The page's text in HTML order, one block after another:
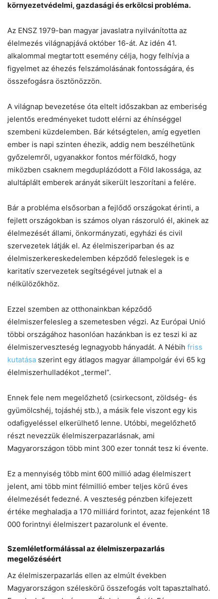
környezetvédelmi, gazdasági és erkölcsi probléma.
Az ENSZ 1979-ban magyar javaslatra nyilvánította az
élelmezés világnapjává október 16-át. Az idén 41.
alkalommal megtartott esemény célja, hogy felhívja a
figyelmet az éhezés felszámolásának fontosságára, és
összefogásra ösztönözzön.
A világnap bevezetése óta eltelt időszakban az emberiség
jelentős eredményeket tudott elérni az éhínséggel
szembeni küzdelemben. Bár kétségtelen, amíg egyetlen
ember is napi szinten éhezik, addig nem beszélhetünk
győzelemről, ugyanakkor fontos mérföldkő, hogy
miközben csaknem megduplázódott a Föld lakossága, az
alultáplált emberek arányát sikerült leszorítani a felére.
Bár a probléma elsősorban a fejlődő országokat érinti, a
fejlett országokban is számos olyan rászoruló él, akinek az
élelmezését állami, önkormányzati, egyházi és civil
szervezetek látják el. Az élelmiszeriparban és az
élelmiszerkereskedelemben képződő feleslegek is e
karitatív szervezetek segítségével jutnak el a
nélkülözőkhöz.
Ezzel szemben az otthonainkban képződő
élelmiszerfelesleg a szemetesben végzi. Az Európai Unió
többi országához hasonlóan hazánkban is ez teszi ki az
élelmiszerveszteség legnagyobb hányadát. A Nébih friss
kutatása szerint egy átlagos magyar állampolgár évi 65 kg
élelmiszerhulladékot „termel”.
Ennek fele nem megelőzhető (csirkecsont, zöldség- és
gyümölcshéj, tojáshéj stb.), a másik fele viszont egy kis
odafigyeléssel elkerülhető lenne. Utóbbi, megelőzhető
részt nevezzük élelmiszerpazarlásnak, ami
Magyarországon több mint 300 ezer tonnát tesz ki évente.
Ez a mennyiség több mint 600 millió adag élelmiszert
jelent, ami több mint félmillió ember teljes körű éves
élelmezését fedezné. A veszteség pénzben kifejezett
értéke meghaladja a 170 milliárd forintot, azaz fejenként 18
000 forintnyi élelmiszert pazarolunk el évente.
Szemléletformálással az élelmiszerpazarlás
megelőzéséért
Az élelmiszerpazarlás ellen az elmúlt években
Magyarországon széleskörű összefogás volt tapasztalható.
Chat Mr wAIste
Helló! Miben segíthetek ma?